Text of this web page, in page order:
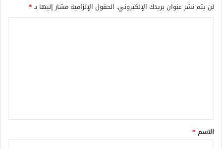
لن يتم نشر عنوان بريدك الإلكتروني. الحقول الإلزامية مشار إليها بـ*
*
الاسم *